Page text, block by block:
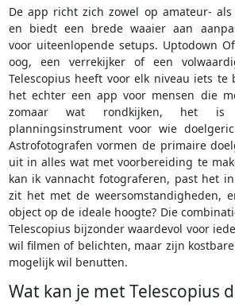
De app richt zich zowel op amateur-
en biedt een brede waaier aan
voor uiteenlopende setups. Uptodown
oog, een verrekijker of een
Telescopius heeft voor elk niveau iets
het echter een app voor mensen die
zomaar wat rondkijken, het
planningsinstrument voor wie
Astrofotografen vormen de primaire
uit in alles wat met voorbereiding te
kan ik vannacht fotograferen, past het
zit het met de weersomstandigheden,
object op de ideale hoogte? Die
Telescopius bijzonder waardevol voor
wil filmen of belichten, maar zijn
mogelijk wil benutten.
Wat kan je met Telescopius